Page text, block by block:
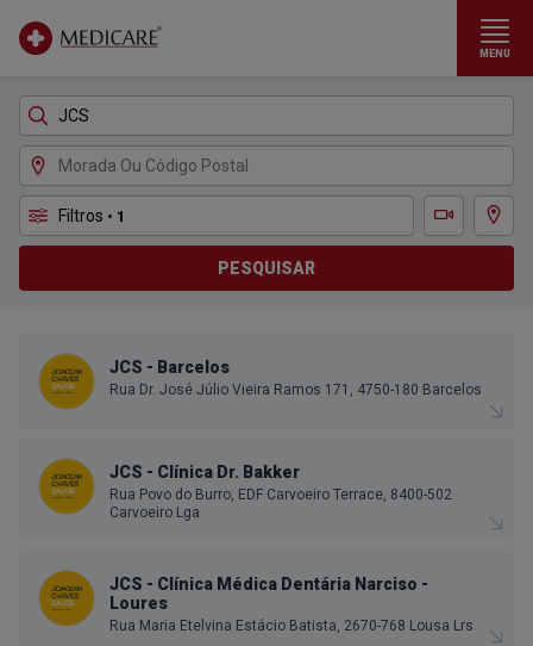
MENU
Filtros • 1
Teleconsulta
Ver
PESQUISAR
JCS - Barcelos
Rua Dr. José Júlio Vieira Ramos 171, 4750-180 Barcelos
JCS - Clínica Dr. Bakker
Rua Povo do Burro, EDF Carvoeiro Terrace, 8400-502
Carvoeiro Lga
JCS - Clínica Médica Dentária Narciso -
Loures
Rua Maria Etelvina Estácio Batista, 2670-768 Lousa Lrs